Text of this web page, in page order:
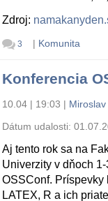
Zdroj:
3 | Komunita
Konferencia
10.04 | 19:03 |
Dátum udalosti:
Aj tento rok sa na
Univerzity v dňoch
OSSConf. Príspevky
LATEX, R a ich